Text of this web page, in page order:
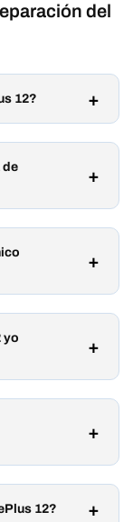
del
12?
de
yo
12?